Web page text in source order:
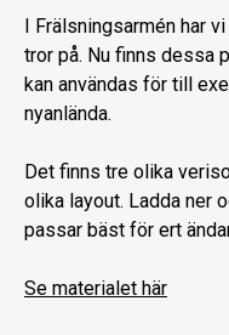
I Frälsningsarmén har
tror på. Nu finns dessa
kan användas för till
nyanlända.
Det finns tre olika
olika layout. Ladda ner
passar bäst för ert
Se materialet här